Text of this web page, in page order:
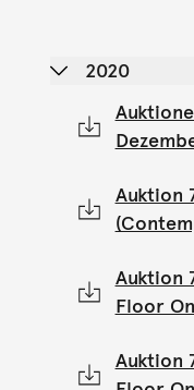
2020
Auktion
Auktion
Floor
Auktion